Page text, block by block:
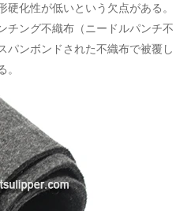
硬化性が低いという欠点がある。
チング不織布（ ニードルパンチ不
パンボンドされた不織布で被覆し
。